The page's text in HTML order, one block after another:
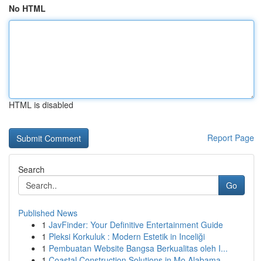
No HTML
HTML is disabled
Report Page
Search
Go
Published News
1 JavFinder: Your Definitive Entertainment Guide
1 Pleksi Korkuluk : Modern Estetik in Inceliği
1 Pembuatan Website Bangsa Berkualitas oleh I...